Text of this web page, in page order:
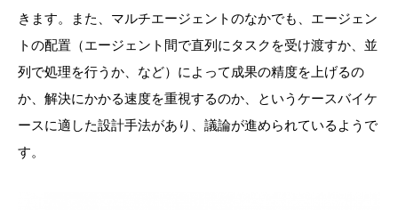
きます。また、マルチエージェントのなかでも、エージェン
トの配置（エージェント間で直列にタスクを受け渡すか、並
列で処理を行うか、など）によって成果の精度を上げるの
か、解決にかかる速度を重視するのか、というケースバイケ
ースに適した設計手法があり、議論が進められているようで
す。